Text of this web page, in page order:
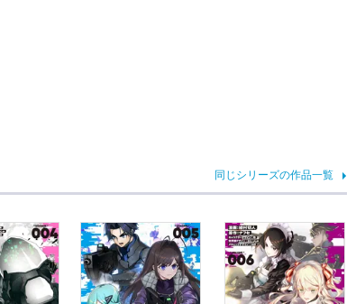
同じシリーズの作品一覧